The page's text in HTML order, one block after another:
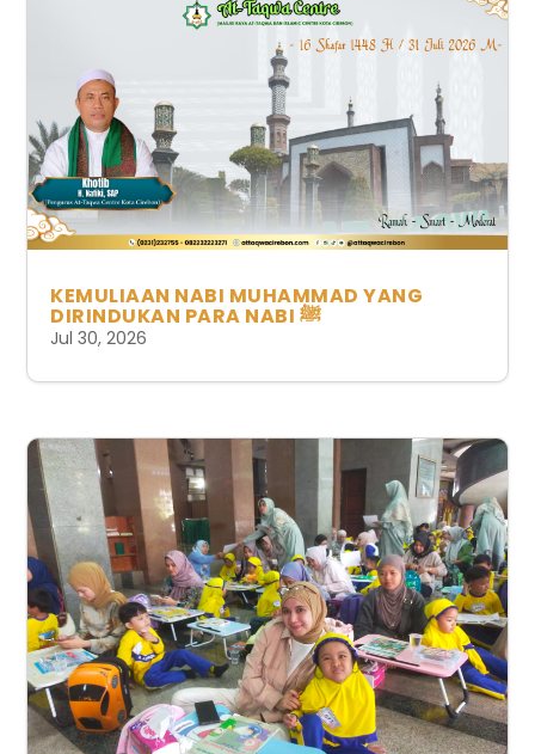
KEMULIAAN NABI MUHAMMAD YANG
DIRINDUKAN PARA NABI ﷺ
Jul 30, 2026